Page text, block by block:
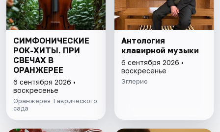
СИМФОНИЧЕСКИЕ
РОК-ХИТЫ. ПРИ
СВЕЧАХ В
ОРАНЖЕРЕЕ
6 сентября 2026 •
воскресенье
Оранжерея Таврического
сада
Антология
клавирной музыки
6 сентября 2026 •
воскресенье
Эглерио